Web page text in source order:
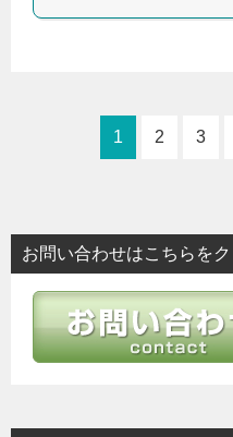
1 2 3
お問い合わせはこちらを